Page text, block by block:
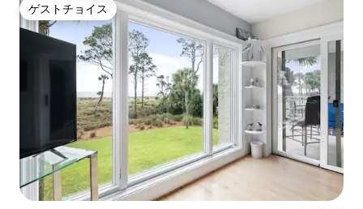
ゲストチョイス
ゲストチョイス